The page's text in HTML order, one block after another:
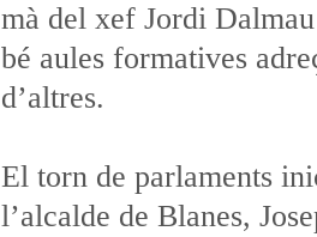
mà del xef Jordi
bé aules formatives
d’altres.
El torn de parlaments
l’alcalde de Blanes,